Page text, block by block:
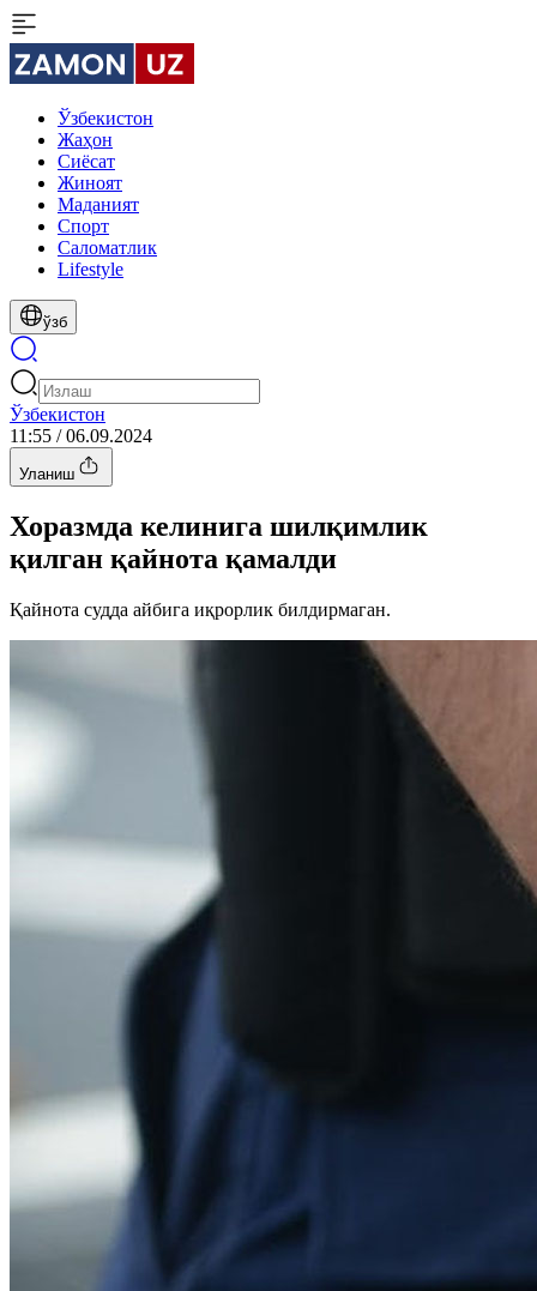
Ўзбекистон
Жаҳон
Сиёсат
Жиноят
Маданият
Спорт
Cаломатлик
Lifestyle
ўзб
Ўзбекистон
11:55 / 06.09.2024
Уланиш
Хоразмда келинига шилқимлик
қилган қайнота қамалди
Қайнота судда айбига иқрорлик билдирмаган.